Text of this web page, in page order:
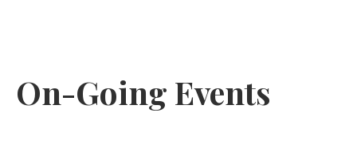
On-Going Events